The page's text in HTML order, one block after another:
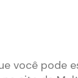
você pode